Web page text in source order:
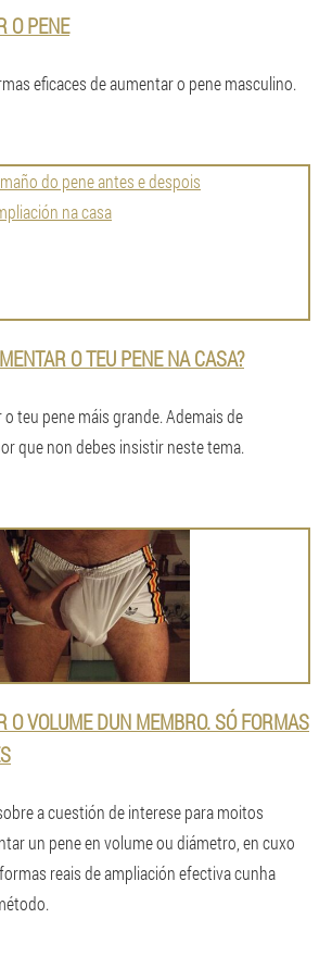
O PENE
eficaces de aumentar o pene masculino.
O TEU PENE NA CASA?
teu pene máis grande. Ademais de
que non debes insistir neste tema.
O VOLUME DUN MEMBRO. SÓ FORMAS
a cuestión de interese para moitos
un pene en volume ou diámetro, en cuxo
reais de ampliación efectiva cunha